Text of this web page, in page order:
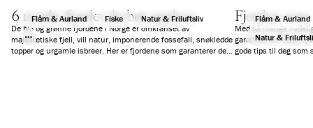
Flåm & Aurland Fiske Natur & Friluftsliv
6 norske fjorder du bør oppleve
De blå og grønne fjordene i Norge er omkranset av
majestetiske fjell, vill natur, imponerende fossefall, snøkledde
topper og urgamle isbreer. Her er fjordene som garanterer deg
Flåm & Aurland
Natur &
Fjorden som
Med så mange
garantert en norsk
gode tips til deg som